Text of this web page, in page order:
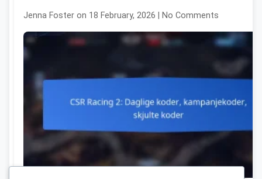
Jenna Foster on 18 February, 2026 | No Comments